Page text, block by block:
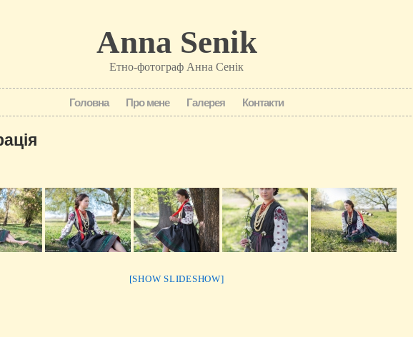
Anna Senik
Етно-фотограф Анна Сенік
Головна Про мене Галерея Контакти
[SHOW SLIDESHOW]